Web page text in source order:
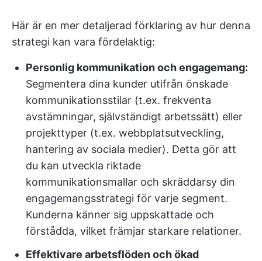
Här är en mer detaljerad förklaring av hur denna
strategi kan vara fördelaktig:
Personlig kommunikation och engagemang:
Segmentera dina kunder utifrån önskade
kommunikationsstilar (t.ex. frekventa
avstämningar, självständigt arbetssätt) eller
projekttyper (t.ex. webbplatsutveckling,
hantering av sociala medier). Detta gör att
du kan utveckla riktade
kommunikationsmallar och skräddarsy din
engagemangsstrategi för varje segment.
Kunderna känner sig uppskattade och
förstådda, vilket främjar starkare relationer.
Effektivare arbetsflöden och ökad